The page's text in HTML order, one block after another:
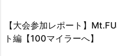
【大会参加レポート】
ト編【100マイラーへ】